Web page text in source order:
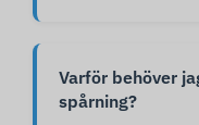
Varför behöver
spårning?